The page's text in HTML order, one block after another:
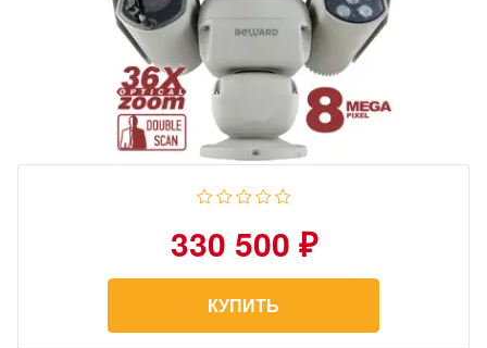
330 500 ₽
КУПИТЬ